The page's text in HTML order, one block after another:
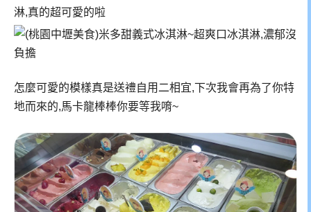
淋,真的超可愛的啦
怎麼可愛的模樣真是送禮自用二相宜,下次我會再為了你特
地而來的,馬卡龍棒棒你要等我唷~